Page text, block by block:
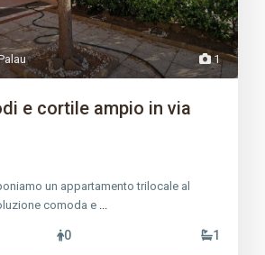
1
Palau
e cortile ampio in via
un appartamento trilocale al
comoda e
0 1